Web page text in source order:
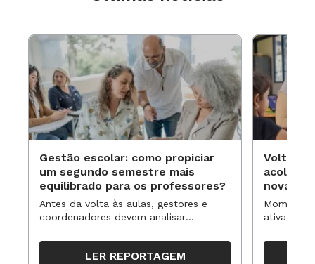
Gestão escolar: como propiciar
um segundo semestre mais
equilibrado para os professores?
Antes da volta às aulas, gestores e
coordenadores devem analisar
organizar ações para orientar o
trabalho pedagógico ao longo do
LER REPORTAGEM
Volta às
novas
ativa
propostas